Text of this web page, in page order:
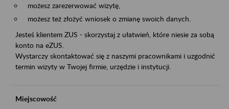
możesz zarezerwować wizytę,
możesz też złożyć wniosek o zmianę swoich danych.
Jesteś klientem ZUS - skorzystaj z ułatwień, które niesie za sobą
konto na eZUS.
Wystarczy skontaktować się z naszymi pracownikami i uzgodnić
termin wizyty w Twojej firmie, urzędzie i instytucji.
Miejscowość